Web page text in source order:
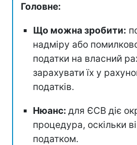
Головне:
Що можна зробити:
надміру або
податки на власний
зарахувати їх у
податків.
Нюанс: для ЄСВ діє
процедура, оскільки
податком.